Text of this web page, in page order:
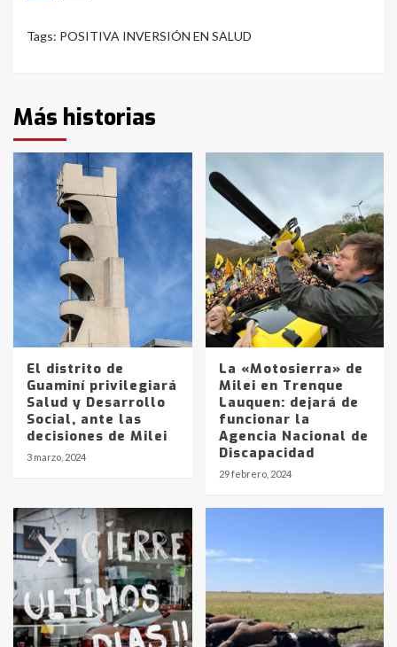
Tags: POSITIVA INVERSIÓN EN SALUD
Más historias
El distrito de
Guaminí privilegiará
Salud y Desarrollo
Social, ante las
decisiones de Milei
3 marzo, 2024
La «Motosierra» de
Milei en Trenque
Lauquen: dejará de
funcionar la
Agencia Nacional de
Discapacidad
29 febrero, 2024